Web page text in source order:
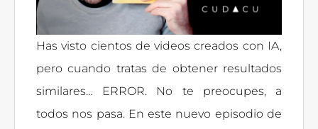
Has visto cientos de videos creados con IA,
pero cuando tratas de obtener resultados
similares… ERROR. No te preocupes, a
todos nos pasa. En este nuevo episodio de